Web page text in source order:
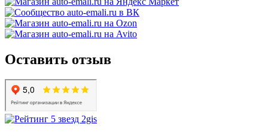
Оставить отзыв